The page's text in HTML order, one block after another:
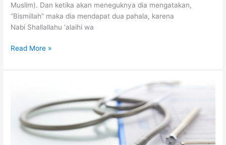
Muslim). Dan ketika akan meneguknya dia mengatakan,
“Bismillah” maka dia mendapat dua pahala, karena
Nabi Shallallahu ‘alaihi wa
Ilmu
Segelas
Read More »